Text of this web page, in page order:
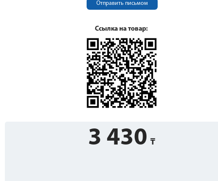
Отправить письмом
Ссылка на товар:
3 430